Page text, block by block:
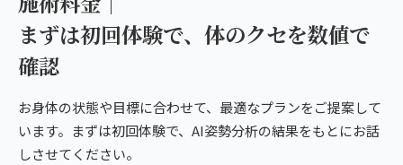
まずは初回体験で、体のクセを数値で
確認
お身体の状態や目標に合わせて、最適なプランをご提案して
います。まずは初回体験で、AI姿勢分析の結果をもとにお話
しさせてください。